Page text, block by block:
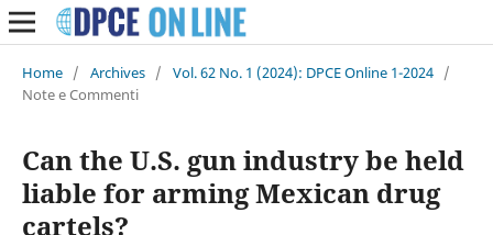
Home / Archives / Vol. 62 No. 1 (2024): DPCE Online 1-2024 /
Note e Commenti
Can the U.S. gun industry be held
liable for arming Mexican drug
cartels?